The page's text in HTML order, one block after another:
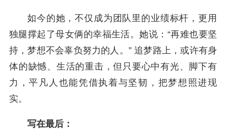
如今的她，不仅成为团队里的业绩标杆，更用
独腿撑起了母女俩的幸福生活。她说：“再难也要坚
持，梦想不会辜负努力的人。” 追梦路上，或许有身
体的缺憾、生活的重击，但只要心中有光、脚下有
力，平凡人也能凭借执着与坚韧，把梦想照进现
实。
写在最后：